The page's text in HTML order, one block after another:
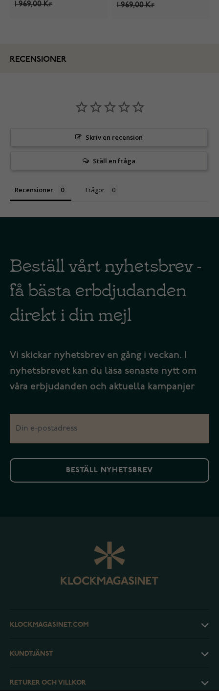
1 969,00 Kr 1 969,00 Kr
RECENSIONER
Skriv en recension
Ställ en fråga
Recensioner Frågor
Beställ vårt nyhetsbrev -
få bästa erbdjudanden
direkt i din mejl
Vi skickar nyhetsbrev en gång i veckan. I
nyhetsbrevet kan du läsa senaste nytt om
våra erbjudanden och aktuella kampanjer
BESTÄLL NYHETSBREV
KLOCKMAGASINET.COM
KUNDTJÄNST
RETURER OCH VILLKOR